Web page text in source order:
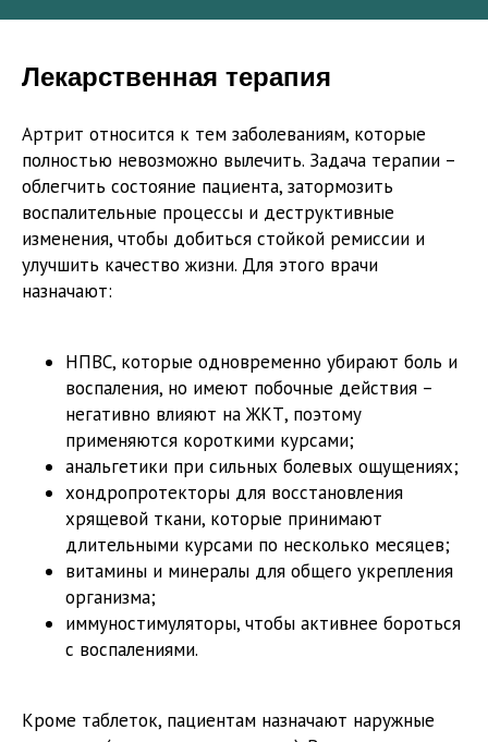
Лекарственная терапия
Артрит относится к тем заболеваниям, которые
полностью невозможно вылечить. Задача терапии –
облегчить состояние пациента, затормозить
воспалительные процессы и деструктивные
изменения, чтобы добиться стойкой ремиссии и
улучшить качество жизни. Для этого врачи
назначают:
НПВС, которые одновременно убирают боль и
воспаления, но имеют побочные действия –
негативно влияют на ЖКТ, поэтому
применяются короткими курсами;
анальгетики при сильных болевых ощущениях;
хондропротекторы для восстановления
хрящевой ткани, которые принимают
длительными курсами по несколько месяцев;
витамины и минералы для общего укрепления
организма;
иммуностимуляторы, чтобы активнее бороться
с воспалениями.
Кроме таблеток, пациентам назначают наружные